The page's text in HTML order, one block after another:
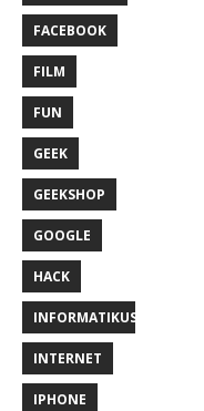
FACEBOOK
FILM
FUN
GEEK
GEEKSHOP
GOOGLE
HACK
INFORMATIKUS
INTERNET
IPHONE